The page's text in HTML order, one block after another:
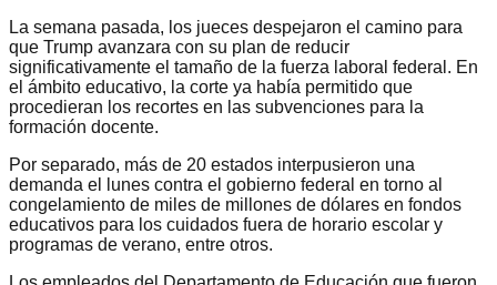
La semana pasada, los jueces despejaron el camino para
que Trump avanzara con su plan de reducir
significativamente el tamaño de la fuerza laboral federal. En
el ámbito educativo, la corte ya había permitido que
procedieran los recortes en las subvenciones para la
formación docente.
Por separado, más de 20 estados interpusieron una
demanda el lunes contra el gobierno federal en torno al
congelamiento de miles de millones de dólares en fondos
educativos para los cuidados fuera de horario escolar y
programas de verano, entre otros.